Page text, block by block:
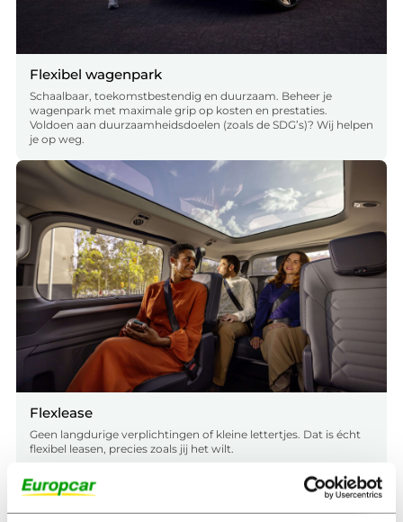
Flexibel wagenpark
Schaalbaar, toekomstbestendig en duurzaam. Beheer je
wagenpark met maximale grip op kosten en prestaties.
Voldoen aan duurzaamheidsdoelen (zoals de SDG’s)? Wij helpen
je op weg.
Flexlease
Geen langdurige verplichtingen of kleine lettertjes. Dat is écht
flexibel leasen, precies zoals jij het wilt.